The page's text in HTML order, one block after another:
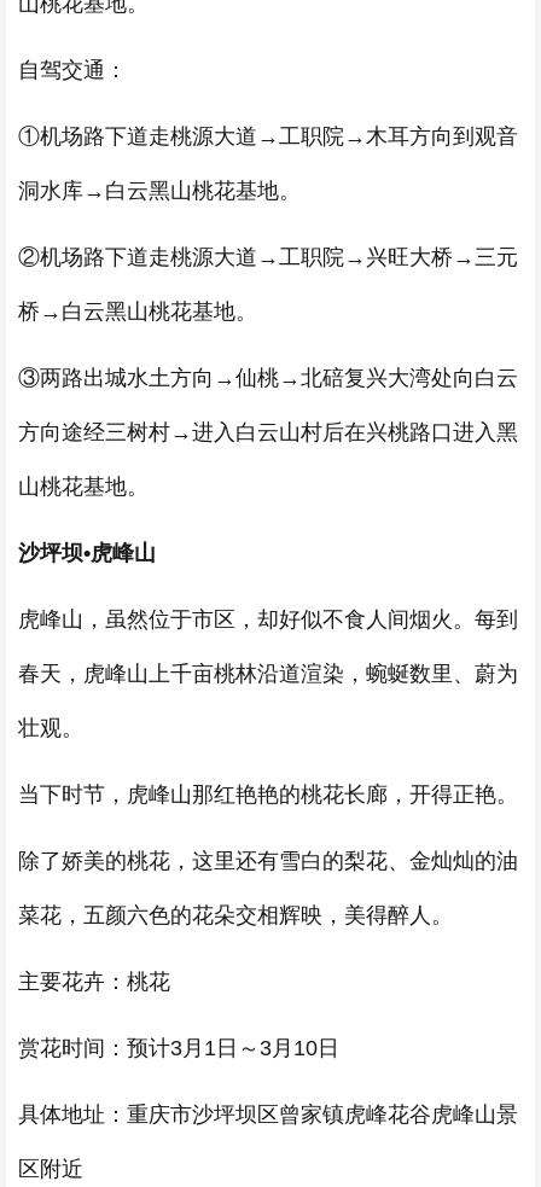
自驾交通：
①机场路下道走桃源大道→工职院→木耳方向到观音
洞水库→白云黑山桃花基地。
②机场路下道走桃源大道→工职院→兴旺大桥→三元
桥→白云黑山桃花基地。
③两路出城水土方向→仙桃→北碚复兴大湾处向白云
方向途经三树村→进入白云山村后在兴桃路口进入黑
山桃花基地。
沙坪坝•虎峰山
虎峰山，虽然位于市区，却好似不食人间烟火。每到
春天，虎峰山上千亩桃林沿道渲染，蜿蜒数里、蔚为
壮观。
当下时节，虎峰山那红艳艳的桃花长廊，开得正艳。
除了娇美的桃花，这里还有雪白的梨花、金灿灿的油
菜花，五颜六色的花朵交相辉映，美得醉人。
主要花卉：桃花
赏花时间：预计3月1日～3月10日
具体地址：重庆市沙坪坝区曾家镇虎峰花谷虎峰山景
区附近